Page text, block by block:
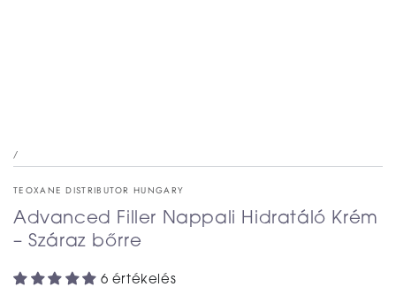
/
TEOXANE DISTRIBUTOR HUNGARY
Advanced Filler Nappali Hidratáló Krém
– Száraz bőrre
6 értékelés